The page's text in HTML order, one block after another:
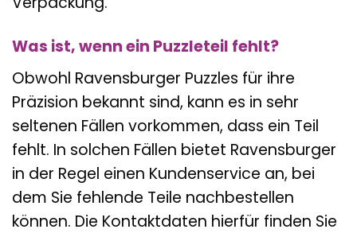
Was ist, wenn ein Puzzleteil fehlt?
Obwohl Ravensburger Puzzles für ihre
Präzision bekannt sind, kann es in sehr
seltenen Fällen vorkommen, dass ein Teil
fehlt. In solchen Fällen bietet Ravensburger
in der Regel einen Kundenservice an, bei
dem Sie fehlende Teile nachbestellen
können. Die Kontaktdaten hierfür finden Sie